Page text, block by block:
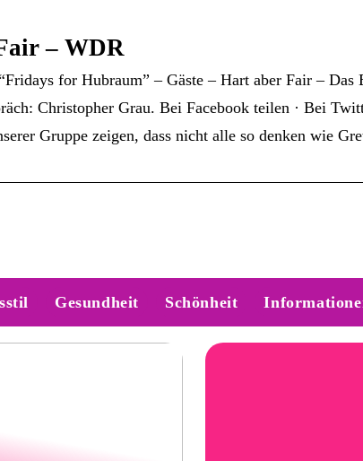
– WDR
for Hubraum” – Gäste – Hart aber Fair – Das
Christopher Grau. Bei Facebook teilen · Bei
Gruppe zeigen, dass nicht alle so denken wie
Gesundheit Schönheit